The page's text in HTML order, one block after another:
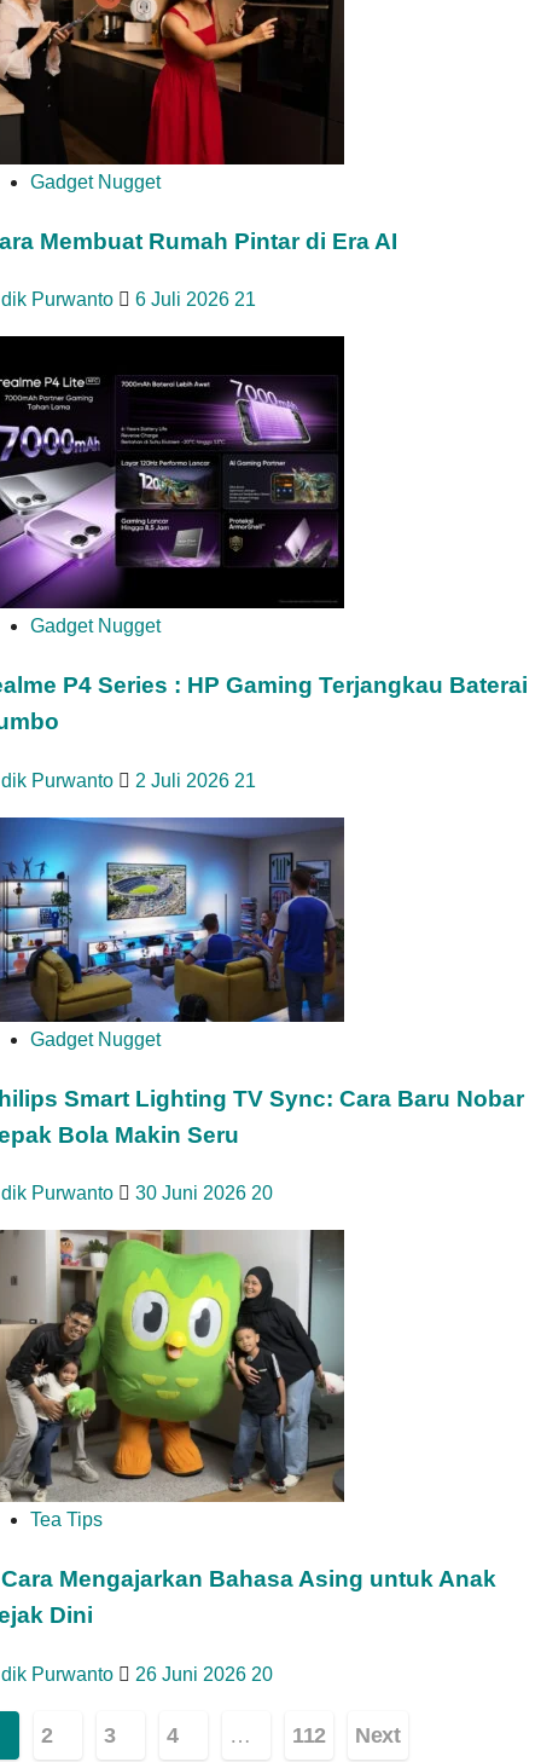
Gadget Nugget
Membuat Rumah Pintar di Era AI
Purwanto 6 Juli 2026 21
Gadget Nugget
P4 Series : HP Gaming Terjangkau Baterai
Purwanto 2 Juli 2026 21
Gadget Nugget
Smart Lighting TV Sync: Cara Baru Nobar
Bola Makin Seru
Purwanto 30 Juni 2026 20
Tea Tips
Mengajarkan Bahasa Asing untuk Anak
Dini
Purwanto 26 Juni 2026 20
2 3 4 … 112 Next